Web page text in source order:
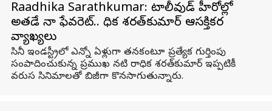
Raadhika Sarathkumar: టాలీవుడ్ హీరోల్లో
అతడే నా ఫేవరెట్.. రాధిక శరత్‌కుమార్ ఆసక్తికర
వ్యాఖ్యలు
సినీ ఇండస్ట్రీలో ఎన్నో ఏళ్లుగా తనకంటూ ప్రత్యేక గుర్తింపు
సంపాదించుకున్న ప్రముఖ నటి రాధిక శరత్‌కుమార్ ఇప్పటికీ
వరుస సినిమాలతో బిజీగా కొనసాగుతున్నారు.